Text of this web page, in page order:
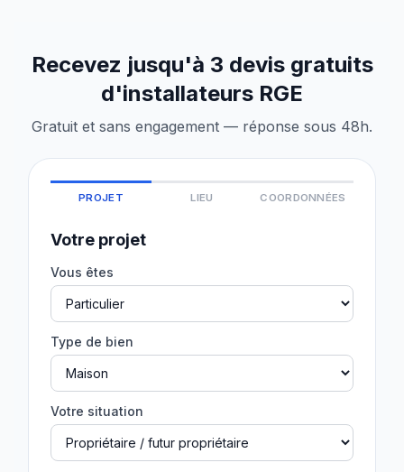
Recevez jusqu'à 3 devis gratuits
d'installateurs RGE
Gratuit et sans engagement — réponse sous 48h.
PROJET LIEU COORDONNÉES
Votre projet
Vous êtes
Type de bien
Votre situation